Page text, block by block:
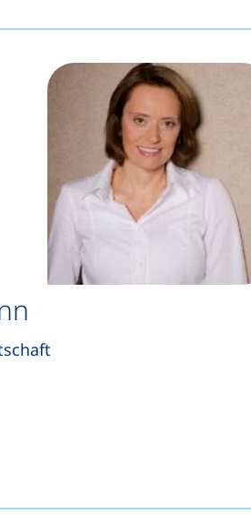
Telefonanruf, wenn Ihr Gerät
E-Mail-Programm)